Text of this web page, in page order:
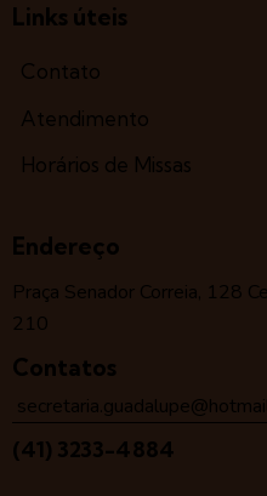
Links úteis
Contato
Atendimento
Horários de Missas
Endereço
Praça Senador Correia, 128
210
Contatos
(41) 3233-4884